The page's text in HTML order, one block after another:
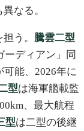
なる。
う。 騰雲二型
ディアン」同
能、2026年に
型は海軍艦載監
、最大航程
型は二型の後継